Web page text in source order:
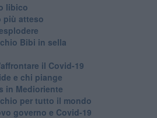
libico
più atteso
Bibi in sella
il Covid-19
e chi piange
in Medioriente
per tutto il mondo
governo e Covid-19